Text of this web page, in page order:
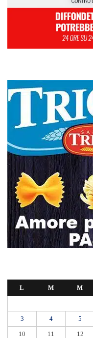
L M M
3 4 5
10 11 12